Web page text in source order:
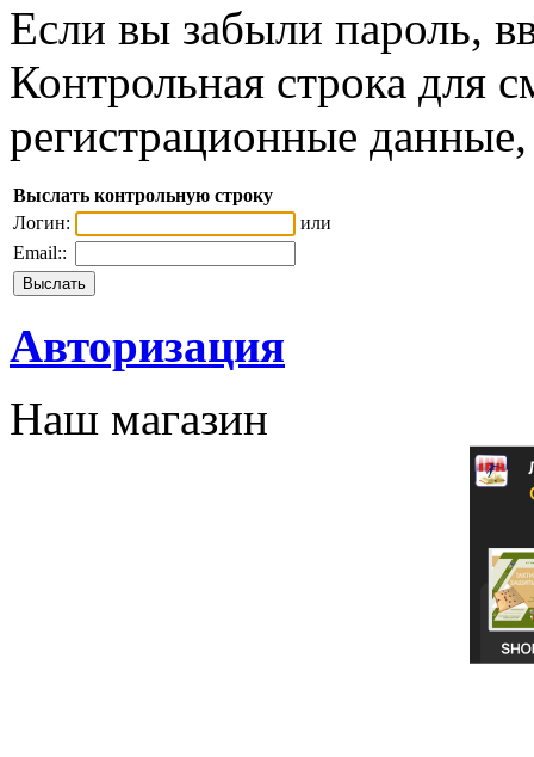
Если вы забыли пароль,
Контрольная строка для
регистрационные
Выслать контрольную строку
Логин:
или
Email::
Авторизация
Наш магазин